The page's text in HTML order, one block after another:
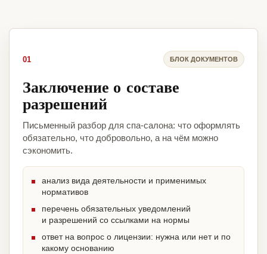
01 БЛОК ДОКУМЕНТОВ
Заключение о составе
разрешений
Письменный разбор для спа-салона: что оформлять
обязательно, что добровольно, а на чём можно
сэкономить.
анализ вида деятельности и применимых
нормативов
перечень обязательных уведомлений
и разрешений со ссылками на нормы
ответ на вопрос о лицензии: нужна или нет и по
какому основанию